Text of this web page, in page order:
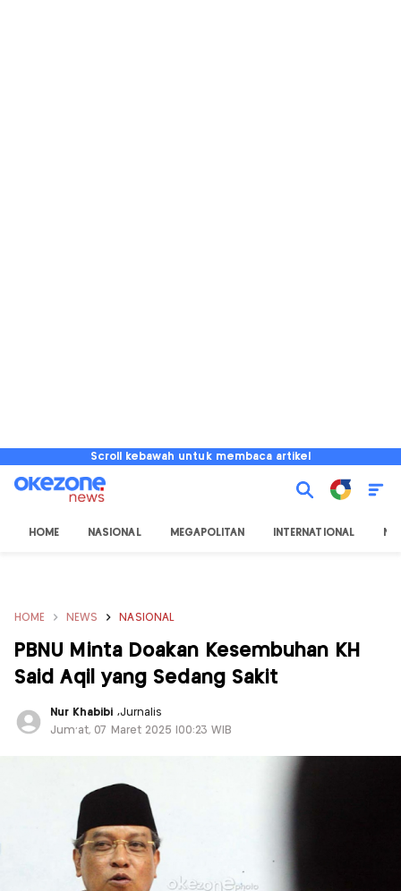
Scroll kebawah untuk membaca artikel
HOME NASIONAL MEGAPOLITAN INTERNATIONAL
HOME NEWS NASIONAL
PBNU Minta Doakan Kesembuhan KH
Said Aqil yang Sedang Sakit
Nur Khabibi ,Jurnalis
Jum'at, 07 Maret 2025 |00:23 WIB